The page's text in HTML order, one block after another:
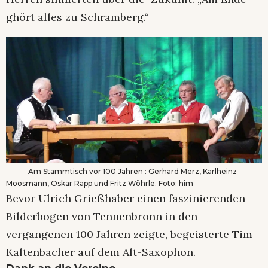
ghört alles zu Schramberg.“
Am Stammtisch vor 100 Jahren : Gerhard Merz, Karlheinz
Moosmann, Oskar Rapp und Fritz Wöhrle. Foto: him
Bevor Ulrich Grießhaber einen faszinierenden
Bilderbogen von Tennenbronn in den
vergangenen 100 Jahren zeigte, begeisterte Tim
Kaltenbacher auf dem Alt-Saxophon.